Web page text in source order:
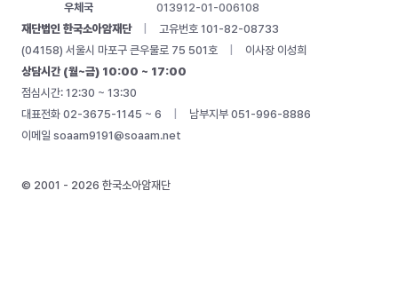
재단법인 한국소아암재단
고유번호 101-82-08733
(04158) 서울시 마포구 큰우물로 75 501호
이사장 이성희
상담시간 (월~금) 10:00 ~ 17:00
점심시간: 12:30 ~ 13:30
대표전화 02-3675-1145 ~ 6
남부지부 051-996-8886
이메일 soaam9191@soaam.net
© 2001 - 2026 한국소아암재단
우체국
013912-01-006108